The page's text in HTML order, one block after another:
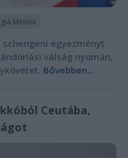
Meloni
egyezményt
válság nyomán,
Bővebben...
Ceutába,